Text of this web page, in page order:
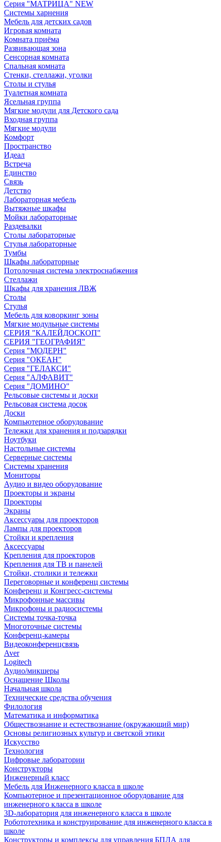
Серия "МАТРИЦА" NEW
Системы харнения
Мебель для детских садов
Игровая комната
Комната приёма
Развивающая зона
Сенсорная комната
Спальная комната
Стенки, стеллажи, уголки
Столы и стулья
Туалетная комната
Ясельная группа
Мягкие модули для Детского сада
Входная группа
Мягкие модули
Комфорт
Пространство
Идеал
Встреча
Единство
Связь
Детство
Лабораторная мебель
Вытяжные шкафы
Мойки лабораторные
Раздевалки
Столы лабораторные
Стулья лабораторные
Тумбы
Шкафы лабораторные
Потолочная система электроснабжения
Стеллажи
Шкафы для хранения ЛВЖ
Столы
Стулья
Мебель для коворкинг зоны
Мягкие модульные системы
СЕРИЯ "КАЛЕЙДОСКОП"
СЕРИЯ "ГЕОГРАФИЯ"
Серия "МОДЕРН"
Серия "ОКЕАН"
Серия "ГЕЛАКСИ"
Серия "АЛФАВИТ"
Серия "ДОМИНО"
Рельсовые системы и доски
Рельсовая система досок
Доски
Компьютерное оборудование
Тележки для хранения и подзарядки
Ноутбуки
Настольные системы
Серверные системы
Системы хранения
Мониторы
Аудио и видео оборудование
Проекторы и экраны
Проекторы
Экраны
Аксессуары для проекторов
Лампы для проекторов
Стойки и крепления
Аксессуары
Крепления для проекторов
Крепления для ТВ и панелей
Стойки, столики и тележки
Переговорные и конференц системы
Конференц и Конгресс-системы
Микрофонные массивы
Микрофоны и радиосистемы
Системы точка-точка
Многоточные системы
Конференц-камеры
Видеоконференцсвязь
Aver
Logitech
Аудио/микшеры
Оснащение Школы
Начальная школа
Технические средства обучения
Филология
Математика и информатика
Обществознание и естествознание (окружающий мир)
Основы религиозных культур и светской этики
Искусство
Технология
Цифровые лаборатории
Конструкторы
Инженерный класс
Мебель для Инженерного класса в школе
Компьютерное и презентационное оборудование для
инженерного класса в школе
3D-лаборатория для инженерного класса в школе
Робототехника и конструирование для инженерного класса в
школе
Конструкторы и комплексы для управления БПЛА для